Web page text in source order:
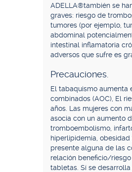
ADELLA®también se
graves: riesgo de
tumores (por ejemplo,
abdominal
intestinal inflamatoria
adversos que sufre es
Precauciones.
El tabaquismo aumenta
combinados (AOC), El
años. Las mujeres con
asocia con un aumento
tromboembolismo,
hiperlipidemia,
presente alguna de las
relación beneficio/
tabletas. Sí se